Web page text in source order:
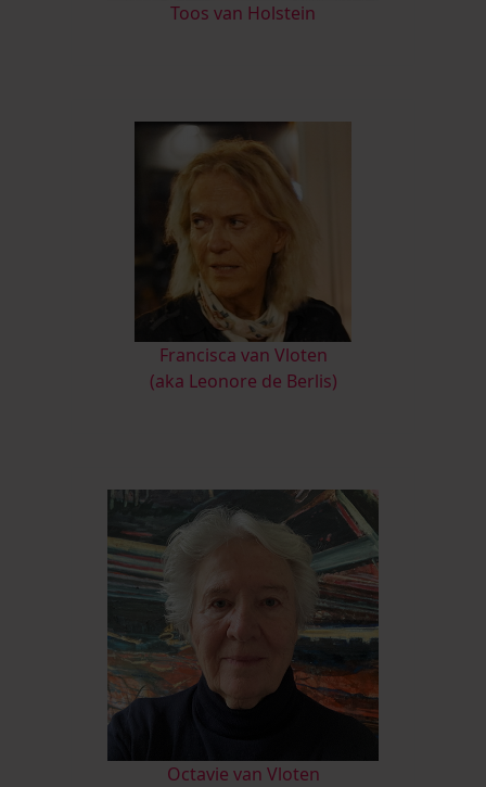
Toos van Holstein
Francisca van Vloten
(aka Leonore de Berlis)
Octavie van Vloten